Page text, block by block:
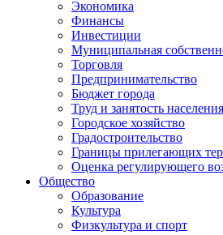
Экономика
Финансы
Инвестиции
Муниципальная
Торговля
Предпринимательство
Бюджет города
Труд и занятость населения
Городское хозяйство
Градостроительство
Границы прилегающих
Оценка регулирующего
Общество
Образование
Культура
Физкультура и спорт